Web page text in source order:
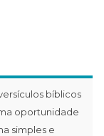
bíblicos
oportunidade
simples e